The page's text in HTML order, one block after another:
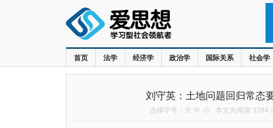
首页 法学 经济学 政治学 国际关系 社会学
刘守英：土地问题回归常态
选择字号： 大 中 小 本文共阅读 3784